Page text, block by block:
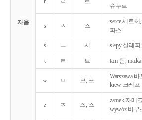
자음
r ㄹ 르
슈누르
s ㅅ 스
serce 세르체
파스
ś ㅡ 시 ślepy 실레피,
t ㅌ 트 tam 탐,
w ㅂ 브, 프
Warszawa
krew 크레프
z ㅈ 즈, 스
zamek 자메
wywóz 비부